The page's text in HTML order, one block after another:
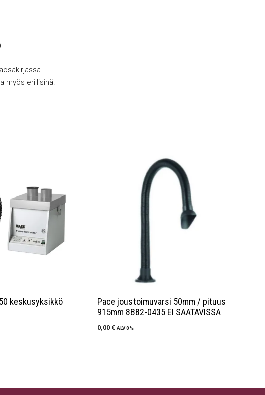
myös erillisinä.
keskusyksikkö
Pace joustoimuvarsi 50mm / pituus
915mm 8882-0435 EI SAATAVISSA
0,00 € ALV 0%